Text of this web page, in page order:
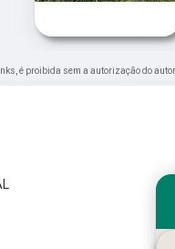
é proibida sem a autorização do